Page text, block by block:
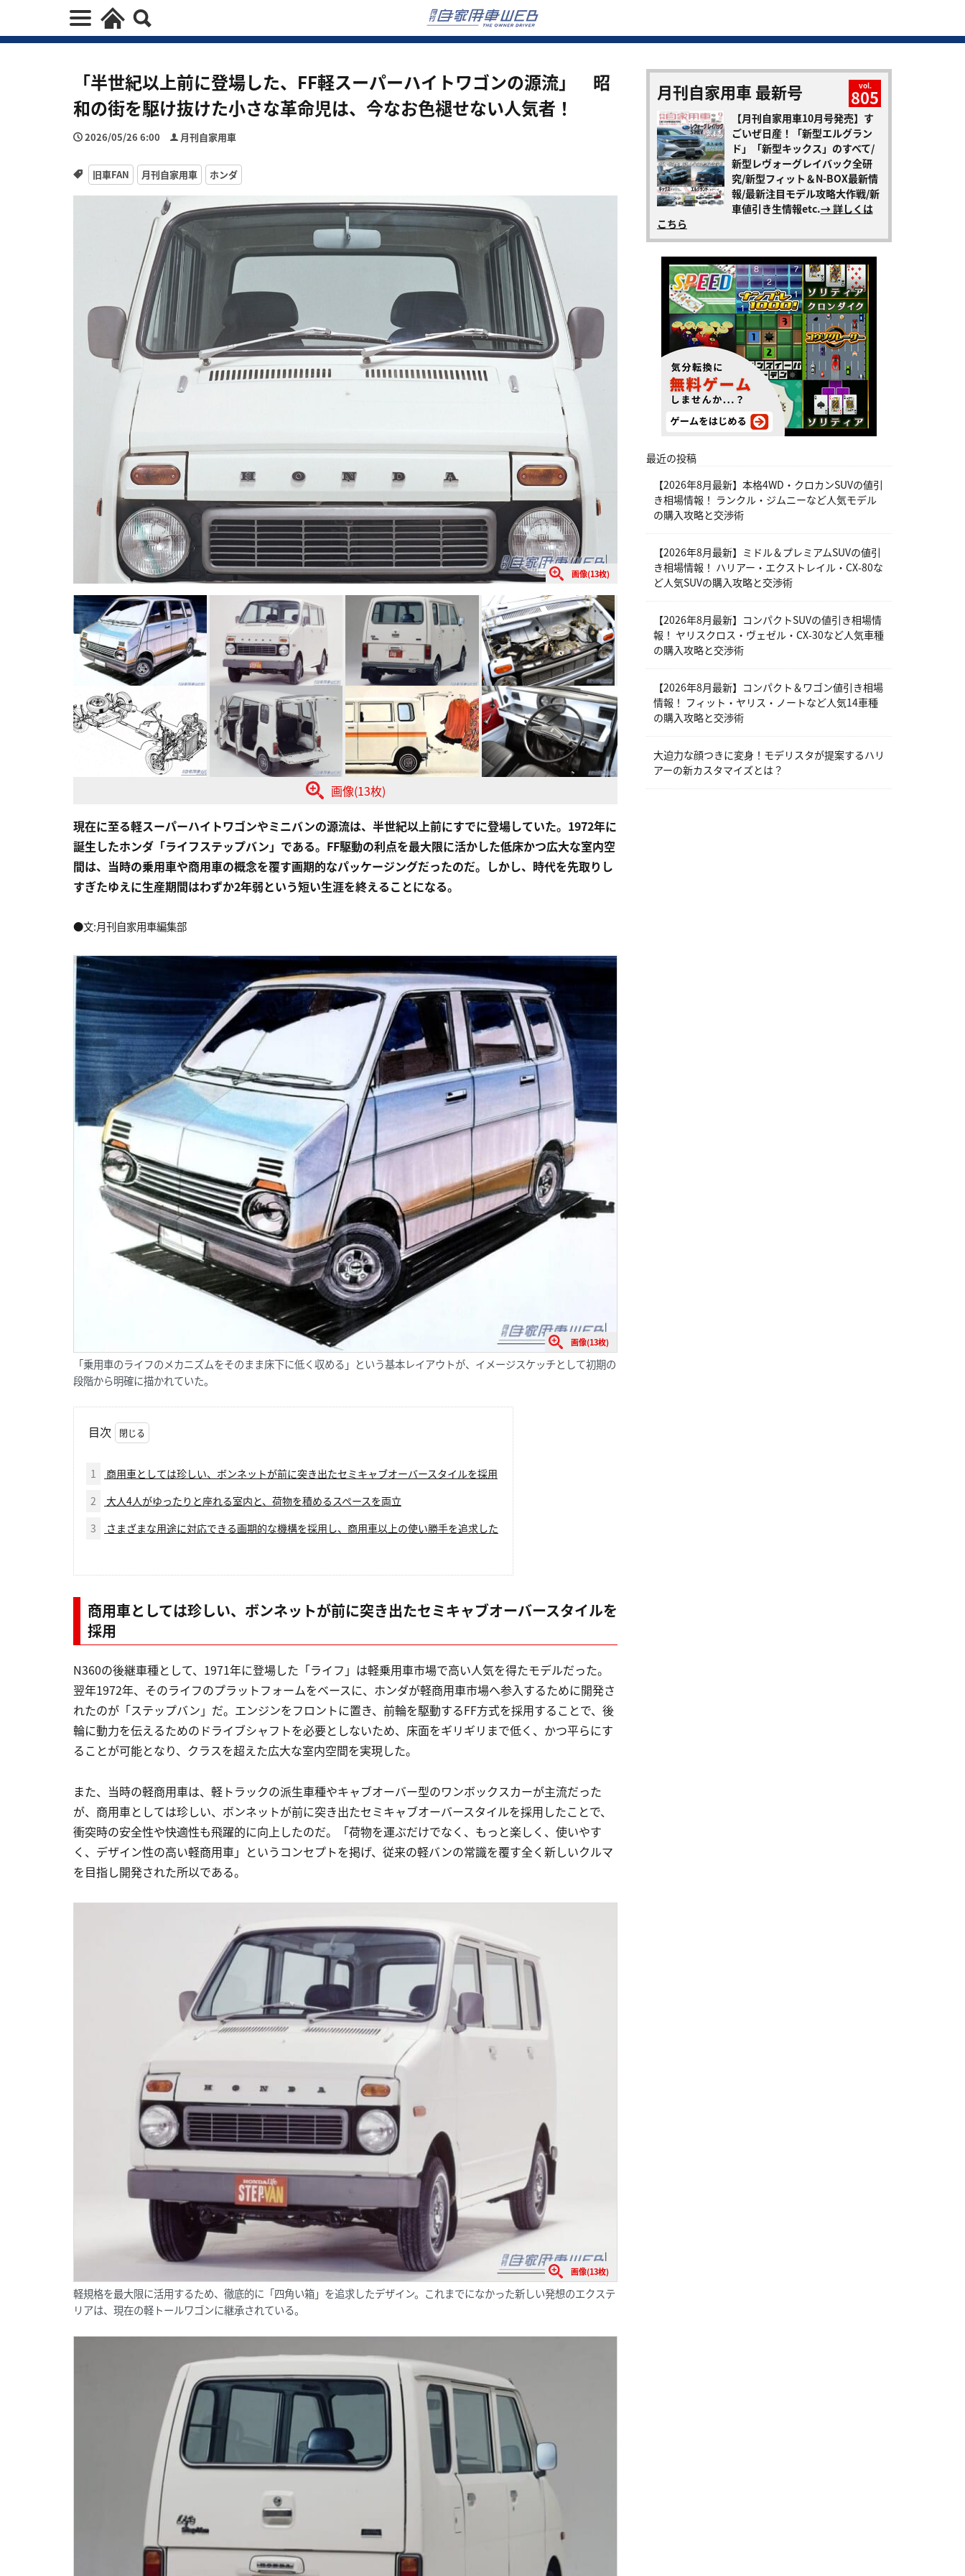
「半世紀以上前に登場した、FF軽スーパーハイトワゴンの源流」 昭
和の街を駆け抜けた小さな革命児は、今なお色褪せない人気者！
2026/05/26 6:00 月刊自家用車
旧車FAN 月刊自家用車 ホンダ
画像(13枚)
画像(13枚)
現在に至る軽スーパーハイトワゴンやミニバンの源流は、半世紀以上前にすでに登場していた。1972年に
誕生したホンダ「ライフステップバン」である。FF駆動の利点を最大限に活かした低床かつ広大な室内空
間は、当時の乗用車や商用車の概念を覆す画期的なパッケージングだったのだ。しかし、時代を先取りし
すぎたゆえに生産期間はわずか2年弱という短い生涯を終えることになる。
●文:月刊自家用車編集部
画像(13枚)
「乗用車のライフのメカニズムをそのまま床下に低く収める」という基本レイアウトが、イメージスケッチとして初期の
段階から明確に描かれていた。
目次
1
商用車としては珍しい、ボンネットが前に突き出たセミキャブオーバースタイルを採用
2
大人4人がゆったりと座れる室内と、荷物を積めるスペースを両立
3
さまざまな用途に対応できる画期的な機構を採用し、商用車以上の使い勝手を追求した
商用車としては珍しい、ボンネットが前に突き出たセミキャブオーバースタイルを
採用
N360の後継車種として、1971年に登場した「ライフ」は軽乗用車市場で高い人気を得たモデルだった。
翌年1972年、そのライフのプラットフォームをベースに、ホンダが軽商用車市場へ参入するために開発さ
れたのが「ステップバン」だ。エンジンをフロントに置き、前輪を駆動するFF方式を採用することで、後
輪に動力を伝えるためのドライブシャフトを必要としないため、床面をギリギリまで低く、かつ平らにす
ることが可能となり、クラスを超えた広大な室内空間を実現した。
また、当時の軽商用車は、軽トラックの派生車種やキャブオーバー型のワンボックスカーが主流だった
が、商用車としては珍しい、ボンネットが前に突き出たセミキャブオーバースタイルを採用したことで、
衝突時の安全性や快適性も飛躍的に向上したのだ。「荷物を運ぶだけでなく、もっと楽しく、使いやす
く、デザイン性の高い軽商用車」というコンセプトを掲げ、従来の軽バンの常識を覆す全く新しいクルマ
を目指し開発された所以である。
画像(13枚)
軽規格を最大限に活用するため、徹底的に「四角い箱」を追求したデザイン。これまでになかった新しい発想のエクステ
リアは、現在の軽トールワゴンに継承されている。
月刊自家用車 最新号 vol.
805
【月刊自家用車10月号発売】す
ごいぜ日産！「新型エルグラン
ド」「新型キックス」のすべて/
新型レヴォーグレイバック全研
究/新型フィット＆N-BOX最新情
報/最新注目モデル攻略大作戦/新
車値引き生情報etc.→ 詳しくは
こちら
最近の投稿
【2026年8月最新】本格4WD・クロカンSUVの値引
き相場情報！ ランクル・ジムニーなど人気モデル
の購入攻略と交渉術
【2026年8月最新】ミドル＆プレミアムSUVの値引
き相場情報！ ハリアー・エクストレイル・CX-80な
ど人気SUVの購入攻略と交渉術
【2026年8月最新】コンパクトSUVの値引き相場情
報！ ヤリスクロス・ヴェゼル・CX-30など人気車種
の購入攻略と交渉術
【2026年8月最新】コンパクト＆ワゴン値引き相場
情報！ フィット・ヤリス・ノートなど人気14車種
の購入攻略と交渉術
大迫力な顔つきに変身！モデリスタが提案するハリ
アーの新カスタマイズとは？